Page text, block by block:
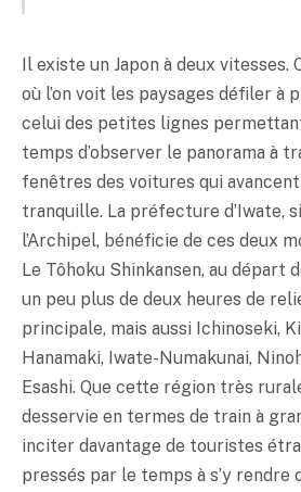
Il existe un Japon à deux vitesses.
où l’on voit les paysages défiler à
celui des petites lignes
temps d’observer le panorama à
fenêtres des voitures qui
tranquille. La préfecture d’Iwate,
l’Archipel, bénéficie de ces deux
Le Tôhoku Shinkansen, au départ
un peu plus de deux heures de
principale, mais aussi Ichinoseki,
Hanamaki, Iwate-Numakunai,
Esashi. Que cette région très
desservie en termes de train à
inciter davantage de touristes
pressés par le temps à s’y rendre